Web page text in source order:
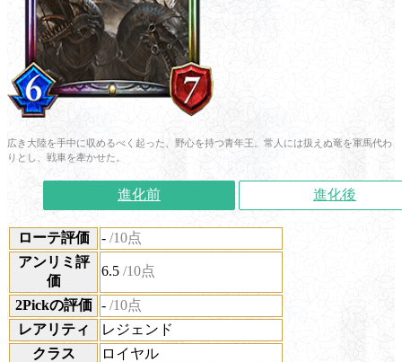
広き大陸を手中に収めるべく起った、野心を持つ青年王。常人には扱えぬ竜を軍馬代わ
りとし、戦車を牽かせた。
進化前 進化後
ローテ評価 - /10点
アンリミ評
価
6.5 /10点
2Pickの評価 - /10点
レアリティ
レジェンド
クラス
ロイヤル